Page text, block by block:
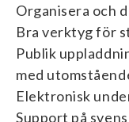
Organisera och
Bra verktyg för
Publik
med
Elektronisk
Support på